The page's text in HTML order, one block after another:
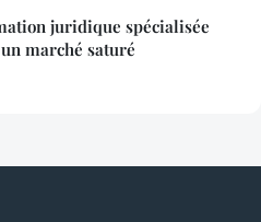
juridique spécialisée
marché saturé